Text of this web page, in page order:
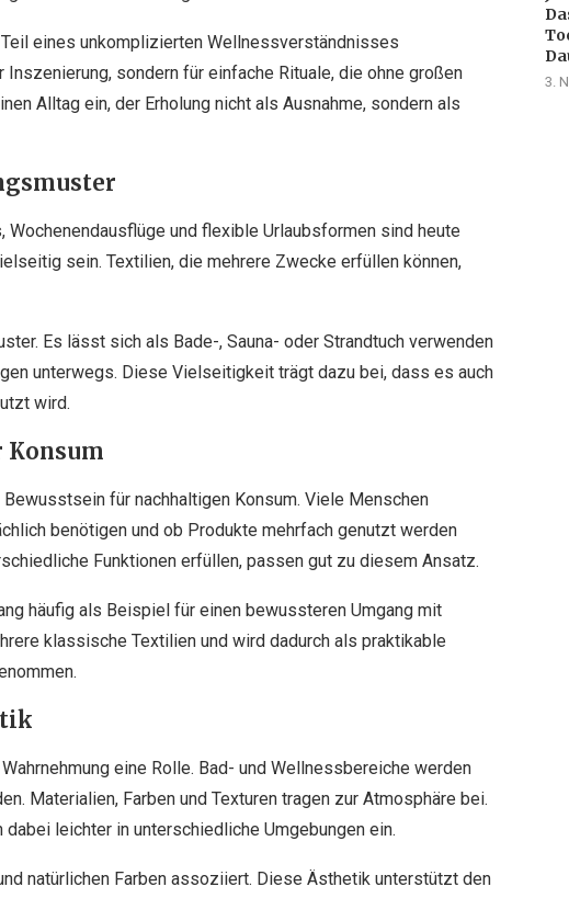
eines unkomplizierten Wellnessverständnisses
sondern für einfache Rituale, die ohne großen
Alltag ein, der Erholung nicht als Ausnahme, sondern als
und flexible Urlaubsformen sind heute
sein. Textilien, die mehrere Zwecke erfüllen können,
Es lässt sich als Bade-, Sauna- oder Strandtuch verwenden
unterwegs. Diese Vielseitigkeit trägt dazu bei, dass es auch
wird.
Konsum
für nachhaltigen Konsum. Viele Menschen
benötigen und ob Produkte mehrfach genutzt werden
Funktionen erfüllen, passen gut zu diesem Ansatz.
häufig als Beispiel für einen bewussteren Umgang mit
klassische Textilien und wird dadurch als praktikable
eine Rolle. Bad- und Wellnessbereiche werden
Materialien, Farben und Texturen tragen zur Atmosphäre bei.
leichter in unterschiedliche Umgebungen ein.
natürlichen Farben assoziiert. Diese Ästhetik unterstützt den
3.